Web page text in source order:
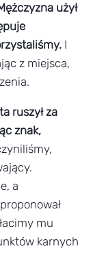
użył
I
z miejsca,
ruszył za
znak,
a
mu
karnych